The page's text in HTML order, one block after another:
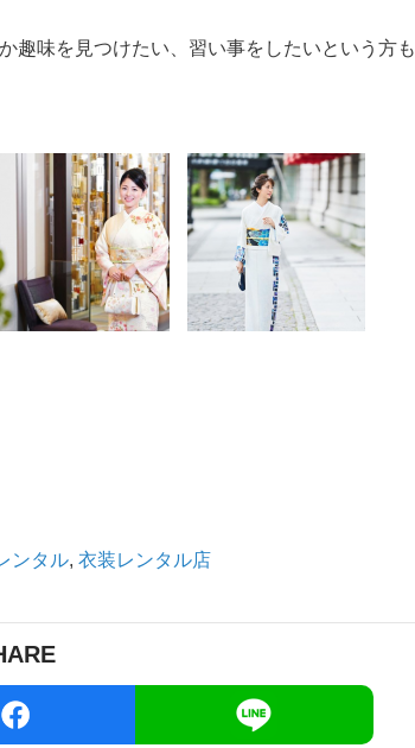
趣味を見つけたい、習い事をしたいという方も
ンタル, 衣装レンタル店